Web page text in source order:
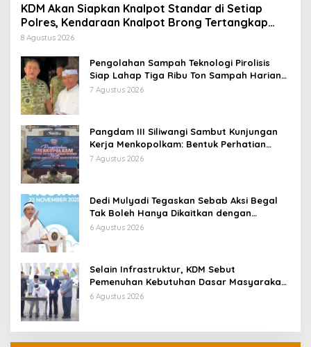
KDM Akan Siapkan Knalpot Standar di Setiap
Polres, Kendaraan Knalpot Brong Tertangkap
Langsung Ganti
8 Agustus 2026
Pengolahan Sampah Teknologi Pirolisis
Siap Lahap Tiga Ribu Ton Sampah Harian
Jawa Barat
7 Agustus 2026
Pangdam III Siliwangi Sambut Kunjungan
Kerja Menkopolkam: Bentuk Perhatian
Pemerintah
7 Agustus 2026
Dedi Mulyadi Tegaskan Sebab Aksi Begal
Tak Boleh Hanya Dikaitkan dengan
Ekonomi
6 Agustus 2026
Selain Infrastruktur, KDM Sebut
Pemenuhan Kebutuhan Dasar Masyarakat
Jadi Fokus APBD Jabar 2027
6 Agustus 2026